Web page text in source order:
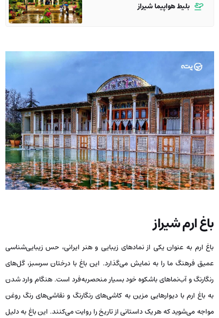
بلیط هواپیما شیراز
باغ ارم شیراز
باغ ارم به عنوان یکی از نمادهای زیبایی و هنر ایرانی، حس زیبایی‌شناسی
عمیق فرهنگ ما را به نمایش می‌گذارد. این باغ با درختان سرسبز، گل‌های
رنگارنگ و آب‌نماهای باشکوه خود بسیار منحصربه‌فرد است. هنگام وارد شدن
به باغ ارم با دیوارهایی مزین به کاشی‌های رنگارنگ و نقاشی‌های رنگ روغن
مواجه می‌شوید که هر یک داستانی از تاریخ را روایت می‌کنند. این باغ به دلیل